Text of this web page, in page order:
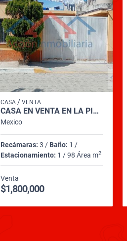
CASA /VENTA
CASA EN VENTA EN LA PIEDAD (CALLE MATAMOROS)
Mexico
Recámaras: 3 / Baño: 1 /
Estacionamiento: 1 / 98 Área m2
Venta
$1,800,000